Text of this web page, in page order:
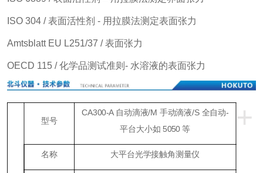
ISO 304 / 表面活性剂 - 用拉膜法测定表面张力
Amtsblatt EU L251/37 / 表面张力
OECD 115 / 化学品测试准则- 水溶液的表面张力
+
型号
CA300-A 自动滴液/M 手动滴液/S 全自动-
平台大小如 5050 等
名称 大平台光学接触角测量仪